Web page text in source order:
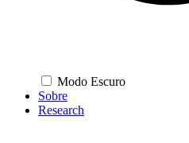
Modo Escuro
Sobre
Research